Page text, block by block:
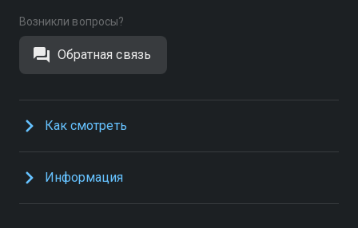
Возникли вопросы?
Обратная связь
Как смотреть
Информация